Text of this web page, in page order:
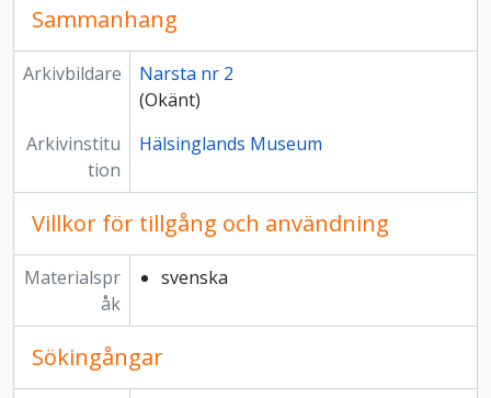
Sammanhang
Arkivbildare
Narsta nr 2
(Okänt)
Arkivinstitu
tion
Hälsinglands Museum
Villkor för tillgång och användning
Materialspr
åk
svenska
Sökingångar